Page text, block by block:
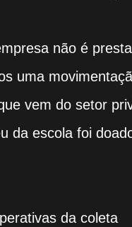
não é
uma
vem do setor
da escola foi
da coleta